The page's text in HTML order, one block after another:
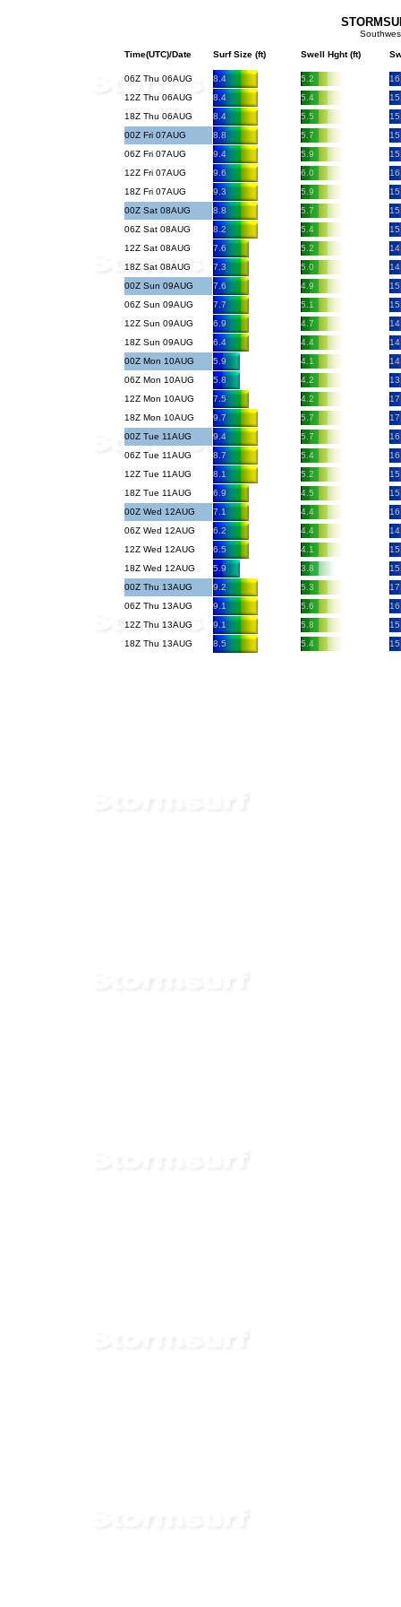
Time(UTC)/Date Surf Size (ft) Swell Hght (ft)
06Z Thu 06AUG 8.4 5.2
12Z Thu 06AUG
8.4 5.4
18Z Thu 06AUG
8.4 5.5
00Z Fri 07AUG
8.8 5.7
06Z Fri 07AUG
9.4 5.9
12Z Fri 07AUG
9.6 6.0
18Z Fri 07AUG
9.3 5.9
00Z Sat 08AUG
8.8 5.7
06Z Sat 08AUG
8.2 5.4
12Z Sat 08AUG
7.6 5.2
18Z Sat 08AUG
7.3 5.0
00Z Sun 09AUG
7.6 4.9
06Z Sun 09AUG
7.7 5.1
12Z Sun 09AUG
6.9 4.7
18Z Sun 09AUG
6.4 4.4
00Z Mon 10AUG
5.9 4.1
06Z Mon 10AUG
5.8 4.2
12Z Mon 10AUG
7.5 4.2
18Z Mon 10AUG
9.7 5.7
00Z Tue 11AUG
9.4 5.7
06Z Tue 11AUG
8.7 5.4
12Z Tue 11AUG
8.1 5.2
18Z Tue 11AUG
6.9 4.5
00Z Wed 12AUG
7.1 4.4
06Z Wed 12AUG
6.2 4.4
12Z Wed 12AUG
6.5 4.1
18Z Wed 12AUG
5.9 3.8
00Z Thu 13AUG
9.2 5.3
06Z Thu 13AUG
9.1 5.6
12Z Thu 13AUG
9.1 5.8
18Z Thu 13AUG
8.5 5.4